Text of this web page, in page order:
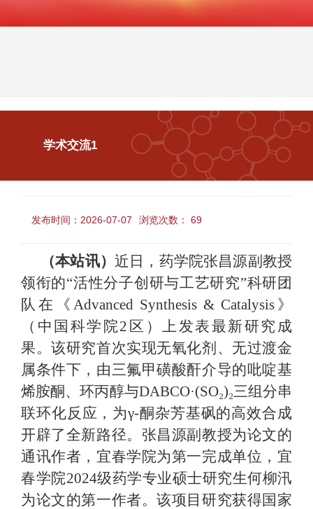
学术交流1
张昌源副教授团队在《Advanced Synthesis &
Catalysis》发表最新研究成果
发布时间：2026-07-07 浏览次数： 69
（本站讯） 近日，药学院张昌源副教授
领衔的“活性分子创研与工艺研究”科研团
队在《Advanced Synthesis & Catalysis》
（中国科学院2区）上发表最新研究成
果。该研究首次实现无氧化剂、无过渡金
属条件下，由三氟甲磺酸酐介导的吡啶基
烯胺酮、环丙醇与DABCO·(SO₂)₂三组分串
联环化反应，为γ-酮杂芳基砜的高效合成
开辟了全新路径。张昌源副教授为论文的
通讯作者，宜春学院为第一完成单位，宜
春学院2024级药学专业硕士研究生何柳汛
为论文的第一作者。该项目研究获得国家